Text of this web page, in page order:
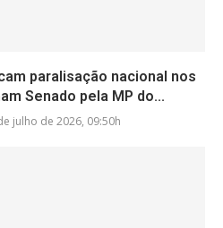
paralisação nacional nos
Senado pela MP do...
julho de 2026, 09:50h